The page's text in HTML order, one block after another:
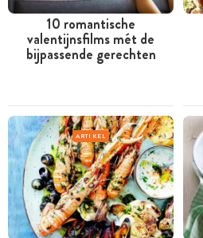
10 romantische
valentijnsfilms mét de
bijpassende gerechten
ARTIKEL